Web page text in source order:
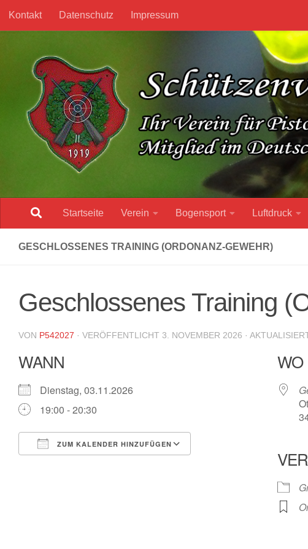
Unter dem Inhalt
Kontakt Datenschutz Impressum
Startseite Verein Bogensport Luftdruck
GESCHLOSSENES TRAINING (ORDONANZ-GEWEHR)
Geschlossenes Training
VON P542027 · VERÖFFENTLICHT 3. NOVEMBER 2026 ·
WANN
Dienstag, 03.11.2026
19:00 - 20:30
ZUM KALENDER HINZUFÜGEN
WO